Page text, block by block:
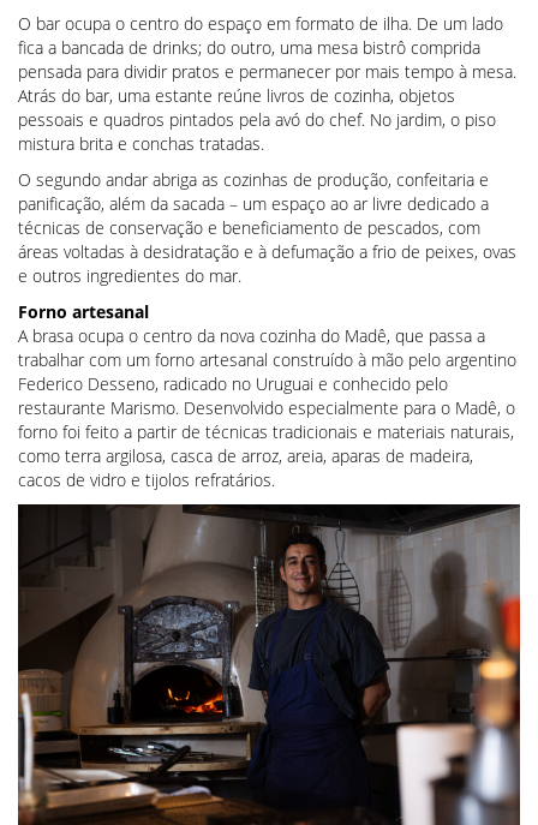
O bar ocupa o centro do espaço em formato de ilha. De um lado
fica a bancada de drinks; do outro, uma mesa bistrô comprida
pensada para dividir pratos e permanecer por mais tempo à mesa.
Atrás do bar, uma estante reúne livros de cozinha, objetos
pessoais e quadros pintados pela avó do chef. No jardim, o piso
mistura brita e conchas tratadas.
O segundo andar abriga as cozinhas de produção, confeitaria e
panificação, além da sacada – um espaço ao ar livre dedicado a
técnicas de conservação e beneficiamento de pescados, com
áreas voltadas à desidratação e à defumação a frio de peixes, ovas
e outros ingredientes do mar.
Forno artesanal
A brasa ocupa o centro da nova cozinha do Madê, que passa a
trabalhar com um forno artesanal construído à mão pelo argentino
Federico Desseno, radicado no Uruguai e conhecido pelo
restaurante Marismo. Desenvolvido especialmente para o Madê, o
forno foi feito a partir de técnicas tradicionais e materiais naturais,
como terra argilosa, casca de arroz, areia, aparas de madeira,
cacos de vidro e tijolos refratários.